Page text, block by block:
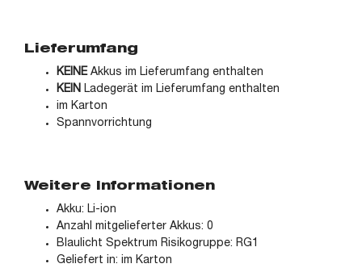
Lieferumfang
KEINEAkkus im Lieferumfang enthalten
KEIN Ladegerät im Lieferumfang enthalten
im Karton
Spannvorrichtung
Weitere Informationen
Akku: Li-ion
Anzahl mitgelieferter Akkus: 0
Blaulicht Spektrum Risikogruppe: RG1
Geliefert in: im Karton